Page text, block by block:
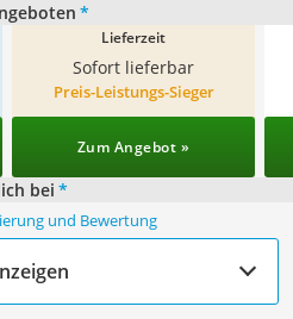
*
Lieferzeit
Sofort lieferbar
Preis-Leistungs-Sieger
Zum Angebot »
bei *
und Bewertung